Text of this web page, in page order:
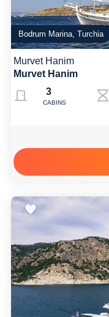
Bodrum Marina, Turchia
Murvet Hanim
Murvet Hanim
3
CABINS